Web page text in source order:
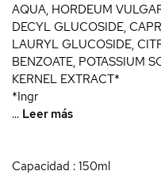
AQUA, HORDEUM
DECYL GLUCOSIDE,
LAURYL GLUCOSIDE,
BENZOATE, POTASSIUM
KERNEL EXTRACT*
*Ingr
... Leer más
Capacidad : 150ml